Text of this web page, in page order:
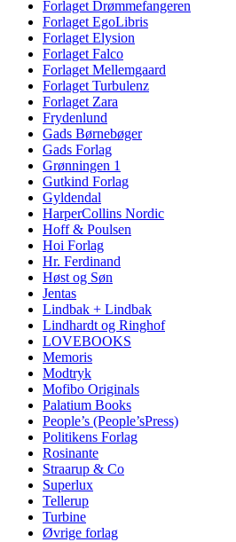
Forlaget Drømmefangeren
Forlaget EgoLibris
Forlaget Elysion
Forlaget Falco
Forlaget Mellemgaard
Forlaget Turbulenz
Forlaget Zara
Frydenlund
Gads Børnebøger
Gads Forlag
Grønningen 1
Gutkind Forlag
Gyldendal
HarperCollins Nordic
Hoff & Poulsen
Hoi Forlag
Hr. Ferdinand
Høst og Søn
Jentas
Lindbak + Lindbak
Lindhardt og Ringhof
LOVEBOOKS
Memoris
Modtryk
Mofibo Originals
Palatium Books
People’s (People’sPress)
Politikens Forlag
Rosinante
Straarup & Co
Superlux
Tellerup
Turbine
Øvrige forlag